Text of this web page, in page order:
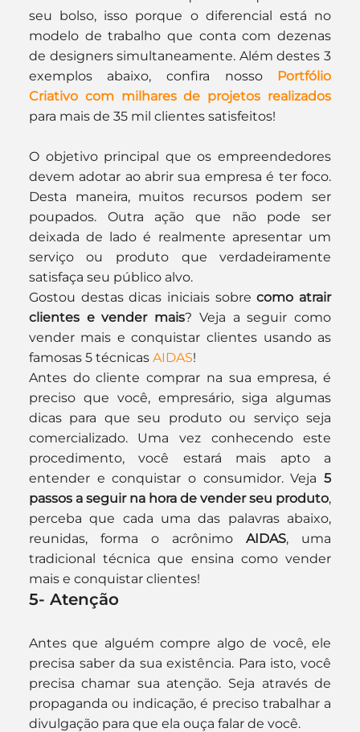
seu bolso, isso porque o diferencial está no
modelo de trabalho que conta com dezenas
de designers simultaneamente. Além destes 3
exemplos abaixo, confira nosso Portfólio
Criativo com milhares de projetos realizados
para mais de 35 mil clientes satisfeitos!
O objetivo principal que os empreendedores
devem adotar ao abrir sua empresa é ter foco.
Desta maneira, muitos recursos podem ser
poupados. Outra ação que não pode ser
deixada de lado é realmente apresentar um
serviço ou produto que verdadeiramente
satisfaça seu público alvo.
Gostou destas dicas iniciais sobre como atrair
clientes e vender mais? Veja a seguir como
vender mais e conquistar clientes usando as
famosas 5 técnicas AIDAS!
Antes do cliente comprar na sua empresa, é
preciso que você, empresário, siga algumas
dicas para que seu produto ou serviço seja
comercializado. Uma vez conhecendo este
procedimento, você estará mais apto a
entender e conquistar o consumidor. Veja 5
passos a seguir na hora de vender seu produto,
perceba que cada uma das palavras abaixo,
reunidas, forma o acrônimo AIDAS, uma
tradicional técnica que ensina como vender
mais e conquistar clientes!
5- Atenção
Antes que alguém compre algo de você, ele
precisa saber da sua existência. Para isto, você
precisa chamar sua atenção. Seja através de
propaganda ou indicação, é preciso trabalhar a
divulgação para que ela ouça falar de você.